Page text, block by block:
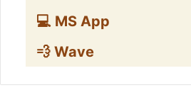
💻 MS App
💨 Wave